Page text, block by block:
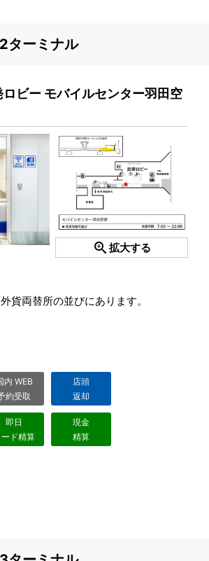
ターミナル
ビー モバイルセンター羽田空
zoom_in 拡大する
貨両替所の並びにあります。
内 WEB
約受取
店頭
返却
即日
ード精算
現金
精算